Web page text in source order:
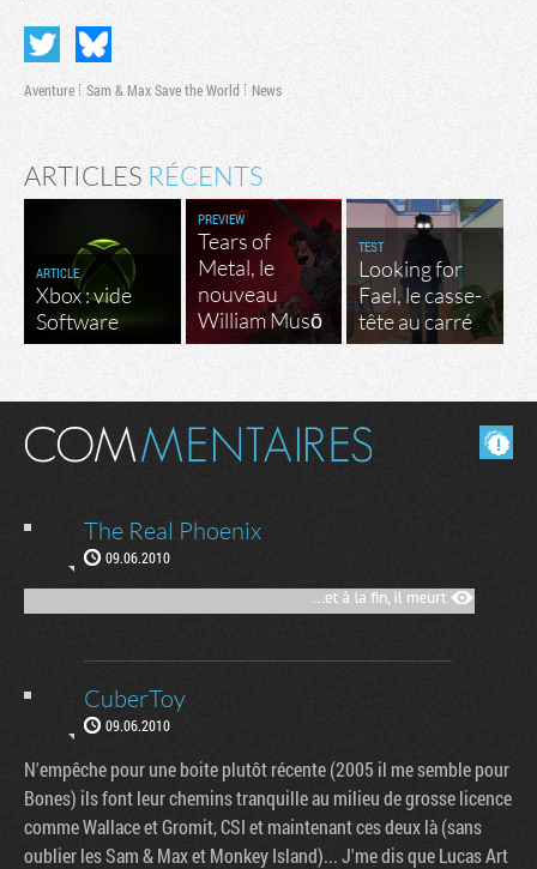
Aventure Sam & Max Save the World News
ARTICLES RÉCENTS
ARTICLE
Xbox : vide
Software
PREVIEW
Tears of
Metal, le
nouveau
William Musō
TEST
Looking for
Fael, le casse-
tête au carré
Masquer les commentaires lus.
The Real Phoenix
09.06.2010
CuberToy
09.06.2010
N'empêche pour une boite plutôt récente (2005 il me semble pour
Bones) ils font leur chemins tranquille au milieu de grosse licence
comme Wallace et Gromit, CSI et maintenant ces deux là (sans
oublier les Sam & Max et Monkey Island)... J'me dis que Lucas Art